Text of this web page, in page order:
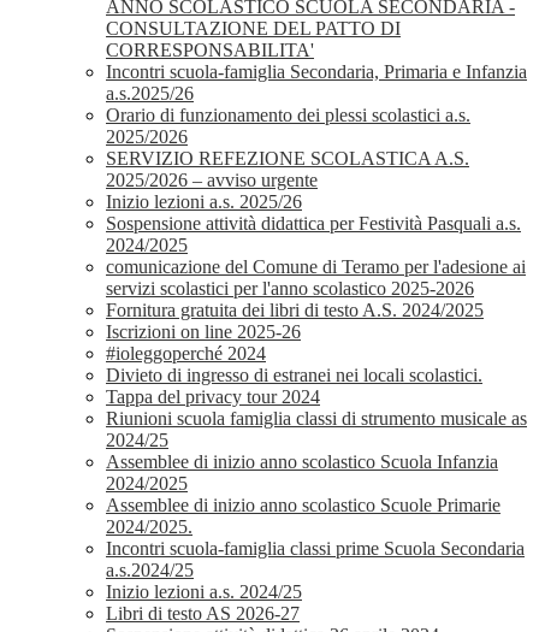
ANNO SCOLASTICO SCUOLA SECONDARIA -
CONSULTAZIONE DEL PATTO DI
CORRESPONSABILITA'
Incontri scuola-famiglia Secondaria, Primaria e Infanzia
a.s.2025/26
Orario di funzionamento dei plessi scolastici a.s.
2025/2026
SERVIZIO REFEZIONE SCOLASTICA A.S.
2025/2026 – avviso urgente
Inizio lezioni a.s. 2025/26
Sospensione attività didattica per Festività Pasquali a.s.
2024/2025
comunicazione del Comune di Teramo per l'adesione ai
servizi scolastici per l'anno scolastico 2025-2026
Fornitura gratuita dei libri di testo A.S. 2024/2025
Iscrizioni on line 2025-26
#ioleggoperché 2024
Divieto di ingresso di estranei nei locali scolastici.
Tappa del privacy tour 2024
Riunioni scuola famiglia classi di strumento musicale as
2024/25
Assemblee di inizio anno scolastico Scuola Infanzia
2024/2025
Assemblee di inizio anno scolastico Scuole Primarie
2024/2025.
Incontri scuola-famiglia classi prime Scuola Secondaria
a.s.2024/25
Inizio lezioni a.s. 2024/25
Libri di testo AS 2026-27